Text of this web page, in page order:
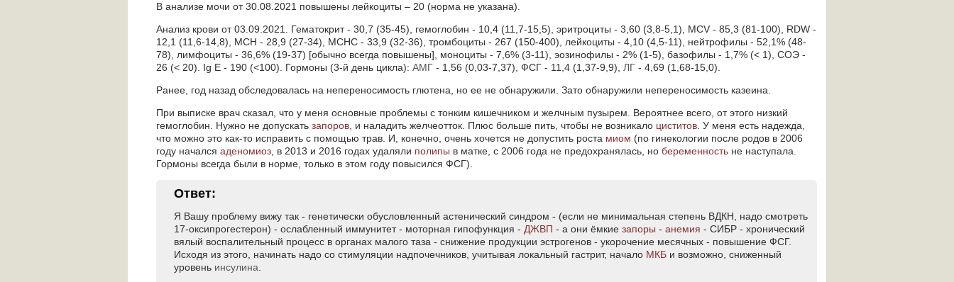
В анализе мочи от 30.08.2021 повышены лейкоциты – 20 (норма не указана).
Анализ крови от 03.09.2021. Гематокрит - 30,7 (35-45), гемоглобин - 10,4 (11,7-15,5), эритроциты - 3,60 (3,8-5,1), MCV - 85,3 (81-100), RDW -
12,1 (11,6-14,8), MCH - 28,9 (27-34), МСНС - 33,9 (32-36), тромбоциты - 267 (150-400), лейкоциты - 4,10 (4,5-11), нейтрофилы - 52,1% (48-
78), лимфоциты - 36,6% (19-37) [обычно всегда повышены], моноциты - 7,6% (3-11), эозинофилы - 2% (1-5), базофилы - 1,7% (< 1), СОЭ -
26 (< 20). Ig E - 190 (<100). Гормоны (3-й день цикла): АМГ - 1,56 (0,03-7,37), ФСГ - 11,4 (1,37-9,9), ЛГ - 4,69 (1,68-15,0).
Ранее, год назад обследовалась на непереносимость глютена, но ее не обнаружили. Зато обнаружили непереносимость казеина.
При выписке врач сказал, что у меня основные проблемы с тонким кишечником и желчным пузырем. Вероятнее всего, от этого низкий
гемоглобин. Нужно не допускать запоров , и наладить желчеотток. Плюс больше пить, чтобы не возникало циститов . У меня есть надежда,
что можно это как-то исправить с помощью трав. И, конечно, очень хочется не допустить роста миом (по гинекологии после родов в 2006
году начался аденомиоз , в 2013 и 2016 годах удаляли полипы в матке, с 2006 года не предохранялась, но беременность не наступала.
Гормоны всегда были в норме, только в этом году повысился ФСГ).
Ответ:
Я Вашу проблему вижу так - генетически обусловленный астенический синдром - (если не минимальная степень ВДКН, надо смотреть
17-оксипрогестерон) - ослабленный иммунитет - моторная гипофункция - ДЖВП - а они ёмкие запоры - анемия - СИБР - хронический
вялый воспалительный процесс в органах малого таза - снижение продукции эстрогенов - укорочение месячных - повышение ФСГ.
Исходя из этого, начинать надо со стимуляции надпочечников, учитывая локальный гастрит, начало МКБ и возможно, сниженный
уровень инсулина